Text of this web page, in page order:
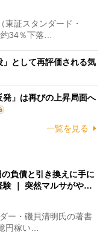
証スタンダード・
34％下落…
として再評価される気
」は再びの上昇局面へ
一覧を見る
の負債と引き換えに手に
験 ｜ 突然マルサがや…
ー・磯貝清明氏の著書
円稼い…